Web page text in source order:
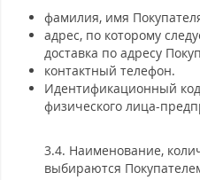
фамилия, имя
адрес, по которому
доставка по адресу
контактный телефон.
Идентификационный
физического лица-
3.4. Наименование,
выбираются